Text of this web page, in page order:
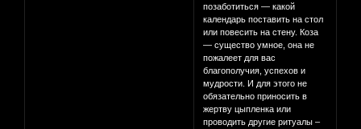
позаботиться — какой
календарь поставить на стол
или повесить на стену. Коза
— существо умное, она не
пожалеет для вас
благополучия, успехов и
мудрости. И для этого не
обязательно приносить в
жертву цыпленка или
проводить другие ритуалы –